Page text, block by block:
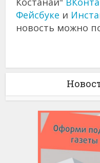
Фейсбуке и
новость можно